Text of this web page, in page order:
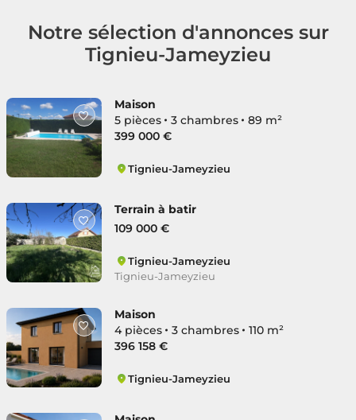
Notre sélection d'annonces sur
Tignieu-Jameyzieu
Maison
5 pièces
3 chambres
89 m²
399 000 €
Tignieu-Jameyzieu
Terrain à batir
109 000 €
Tignieu-Jameyzieu
Tignieu-Jameyzieu
Maison
4 pièces
3 chambres
110 m²
396 158 €
Tignieu-Jameyzieu